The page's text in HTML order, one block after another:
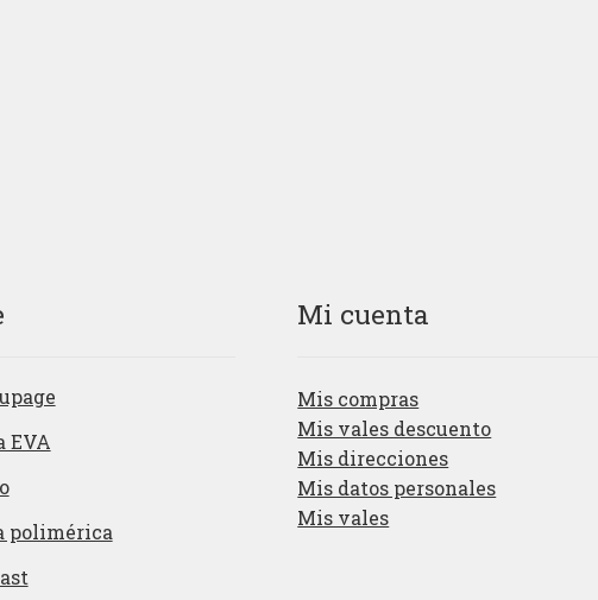
EVA
polimérica
Mi cuenta
Mis compras
Mis vales descuento
Mis direcciones
Mis datos personales
Mis vales